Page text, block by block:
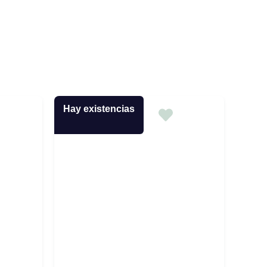
Hay existencias